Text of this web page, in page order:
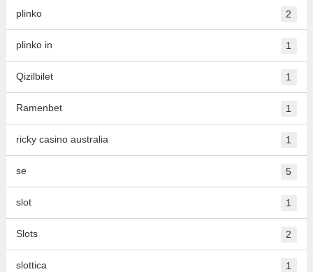
plinko 2
plinko in 1
Qizilbilet 1
Ramenbet 1
ricky casino australia 1
se 5
slot 1
Slots 2
slottica 1